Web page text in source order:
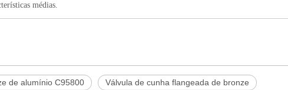
médias.
de alumínio C95800 Válvula de cunha flangeada de bronze